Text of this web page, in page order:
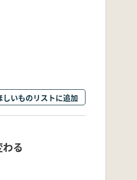
しいものリストに追加
る